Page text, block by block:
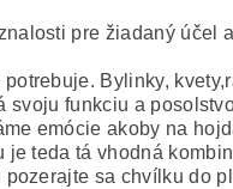
pre žiadaný účel
Bylinky,
funkciu a
emócie akoby na
teda tá vhodná
sa chvílku do